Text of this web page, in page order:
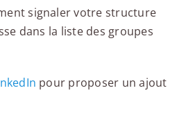
signaler votre structure
dans la liste des groupes
pour proposer un ajout